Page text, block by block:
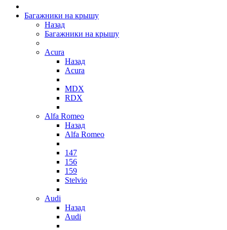
Багажники на крышу
Назад
Багажники на крышу
Acura
Назад
Acura
MDX
RDX
Alfa Romeo
Назад
Alfa Romeo
147
156
159
Stelvio
Audi
Назад
Audi